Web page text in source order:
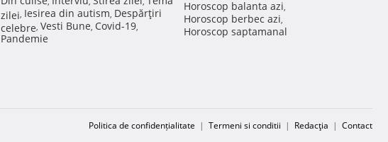
zilei, Iesirea din autism, Despărţiri
celebre, Vesti Bune, Covid-19,
Pandemie
Horoscop balanta azi,
Horoscop berbec azi,
Horoscop saptamanal
Politica de confidențialitate | Termeni si conditii | Redacţia | Contact